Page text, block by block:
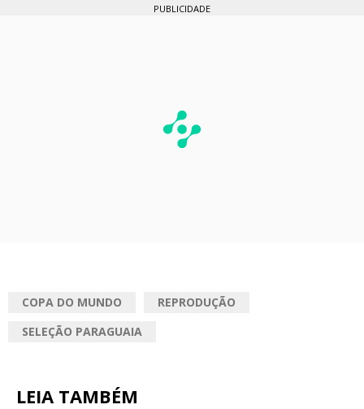
PUBLICIDADE
COPA DO MUNDO
REPRODUÇÃO
SELEÇÃO PARAGUAIA
LEIA TAMBÉM